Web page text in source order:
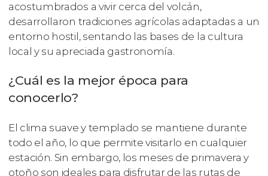
acostumbrados a vivir cerca del volcán,
desarrollaron tradiciones agrícolas adaptadas a un
entorno hostil, sentando las bases de la cultura
local y su apreciada gastronomía.
¿Cuál es la mejor época para
conocerlo?
El clima suave y templado se mantiene durante
todo el año, lo que permite visitarlo en cualquier
estación. Sin embargo, los meses de primavera y
otoño son ideales para disfrutar de las rutas de